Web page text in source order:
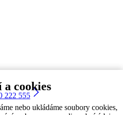
a cookies
nebo ukládáme soubory cookies,
222 555